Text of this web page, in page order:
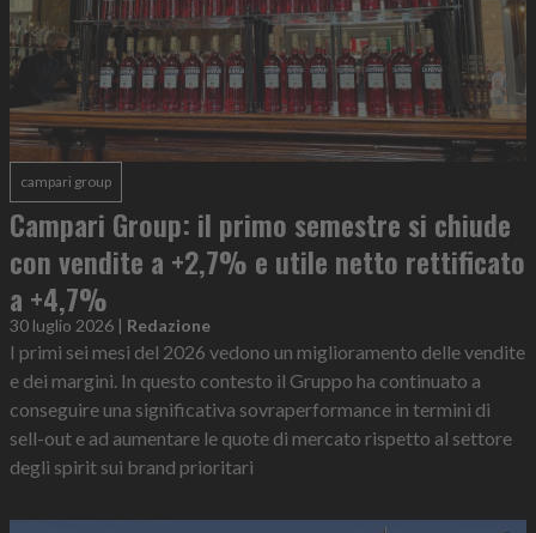
campari group
Campari Group: il primo semestre si chiude
con vendite a +2,7% e utile netto rettificato
a +4,7%
30 luglio 2026 | Redazione
I primi sei mesi del 2026 vedono un miglioramento delle vendite
e dei margini. In questo contesto il Gruppo ha continuato a
conseguire una significativa sovraperformance in termini di
sell-out e ad aumentare le quote di mercato rispetto al settore
degli spirit sui brand prioritari